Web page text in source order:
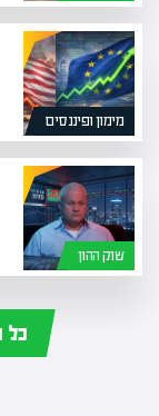
מימון ופיננסים
שוק ההון
כל